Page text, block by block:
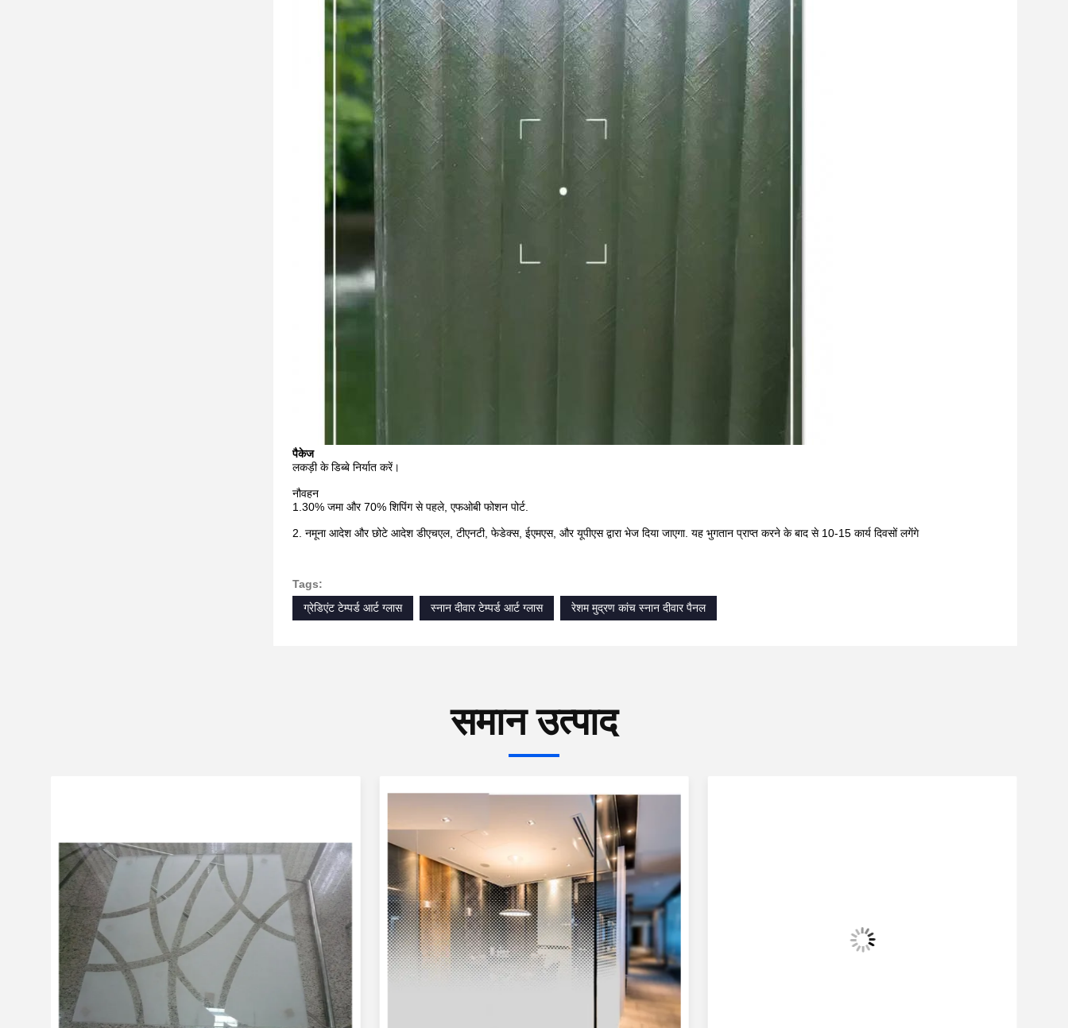
पैकेज
लकड़ी के डिब्बे निर्यात करें।
नौवहन
1.30% जमा और 70% शिपिंग से पहले, एफओबी फोशन पोर्ट.
2. नमूना आदेश और छोटे आदेश डीएचएल, टीएनटी, फेडेक्स, ईएमएस, और यूपीएस द्वारा भेज दिया जाएगा. यह भुगतान प्राप्त करने के बाद से 10-15 कार्य दिवसों लगेंगे
Tags:
ग्रेडिएंट टेम्पर्ड आर्ट ग्लास
स्नान दीवार टेम्पर्ड आर्ट ग्लास रेशम मुद्रण कांच स्नान दीवार पैनल
समान उत्पाद